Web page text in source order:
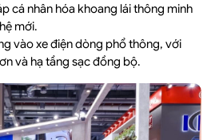
cá nhân hóa khoang lái thông minh
mới.
vào xe điện dòng phổ thông, với
và hạ tầng sạc đồng bộ.